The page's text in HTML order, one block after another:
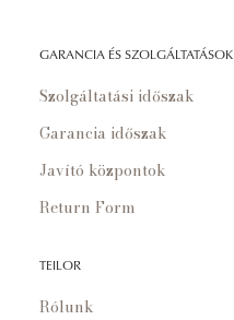
GARANCIA ÉS SZOLGÁLTATÁSOK
Szolgáltatási időszak
Garancia időszak
Javító központok
Return Form
TEILOR
Rólunk